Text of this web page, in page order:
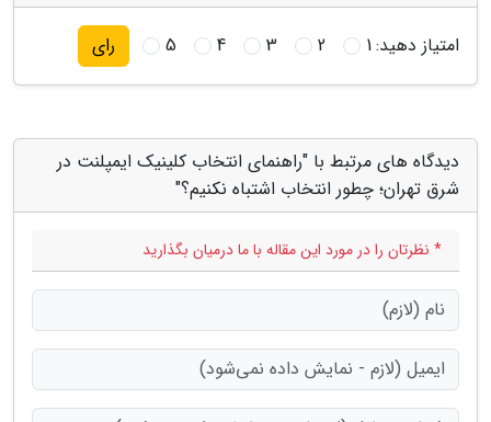
امتیاز دهید:1
2
3
4
5 رای
دیدگاه های مرتبط با "راهنمای انتخاب کلینیک ایمپلنت در
شرق تهران؛ چطور انتخاب اشتباه نکنیم؟"
* نظرتان را در مورد این مقاله با ما درمیان بگذارید